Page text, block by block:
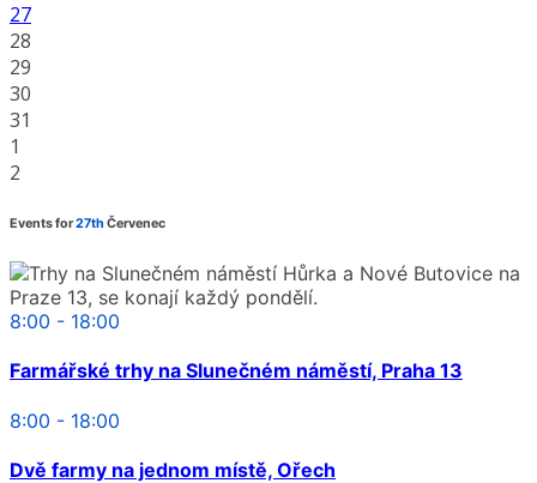
27
28
29
30
31
1
2
Events for27th Červenec
8:00 - 18:00
Farmářské trhy na Slunečném náměstí, Praha 13
8:00 - 18:00
Dvě farmy na jednom místě, Ořech